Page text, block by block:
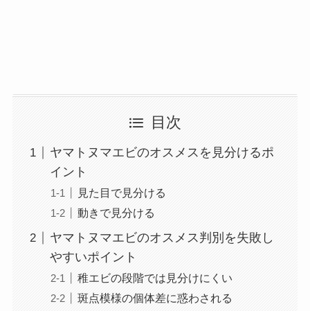
目次
ヤマトヌマエビのオスメスを見分けるポ
イント
見た目で見分ける
動きで見分ける
ヤマトヌマエビのオスメス判別を失敗し
やすいポイント
稚エビの段階では見分けにくい
斑点模様の個体差に惑わされる